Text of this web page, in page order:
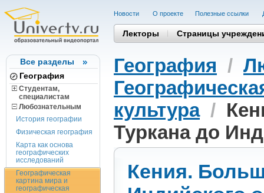
Все разделы
География
Студентам,
cпециалистам
Любознательным
История географии
Физическая география
Карта как основа
географических
исследований
Географическая
картина мира и
географическая
Новости О проекте Полезные cсылки
Лекторы Страницы
География /
культура/
Туркана до
Кения.